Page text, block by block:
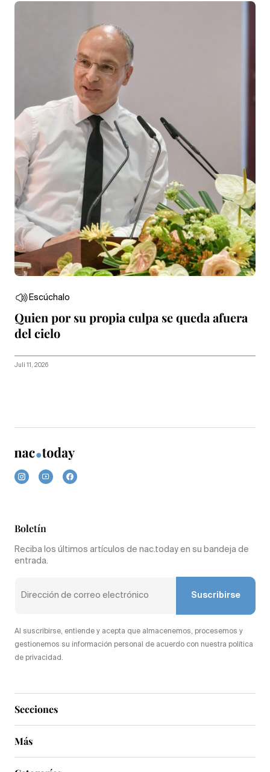
Escúchalo
Quien por su propia culpa se queda afuera
del cielo
Juli 11, 2026
Secciones
Más
Boletín
Reciba los últimos artículos de nac.today en su bandeja de
entrada.
Suscribirse
Al suscribirse, entiende y acepta que almacenemos, procesemos y
gestionemos su información personal de acuerdo con nuestra política
de privacidad.